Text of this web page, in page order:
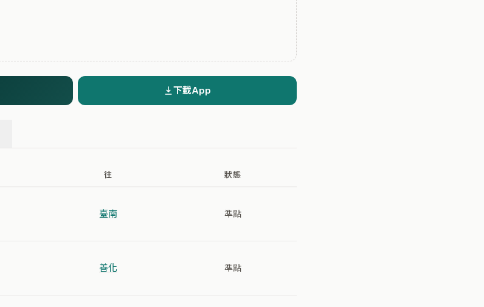
下載App
往 狀態
臺南 準點
善化 準點